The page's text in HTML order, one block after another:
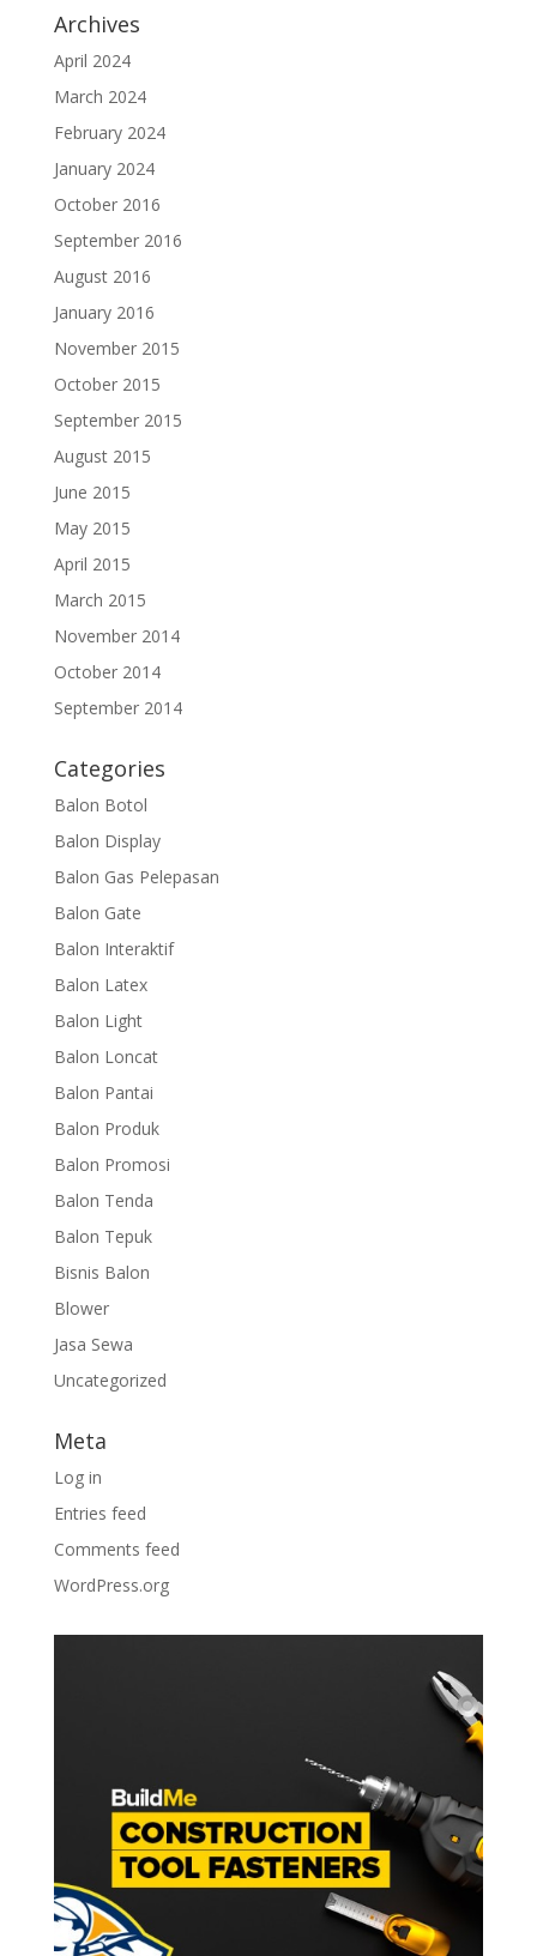
Archives
April 2024
March 2024
February 2024
January 2024
October 2016
September 2016
August 2016
January 2016
November 2015
October 2015
September 2015
August 2015
June 2015
May 2015
April 2015
March 2015
November 2014
October 2014
September 2014
Categories
Balon Botol
Balon Display
Balon Gas Pelepasan
Balon Gate
Balon Interaktif
Balon Latex
Balon Light
Balon Loncat
Balon Pantai
Balon Produk
Balon Promosi
Balon Tenda
Balon Tepuk
Bisnis Balon
Blower
Jasa Sewa
Uncategorized
Meta
Log in
Entries feed
Comments feed
WordPress.org